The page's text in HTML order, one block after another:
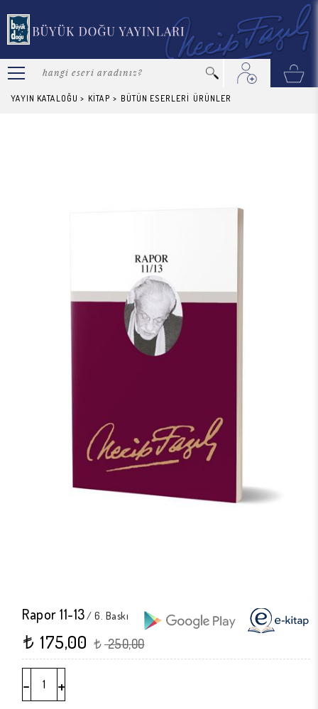
YAYIN KATALOĞU > KİTAP > BÜTÜN ESERLERİ ÜRÜNLER
Rapor 11-13/ 6. Baskı
t 250,00
t 175,00
- +